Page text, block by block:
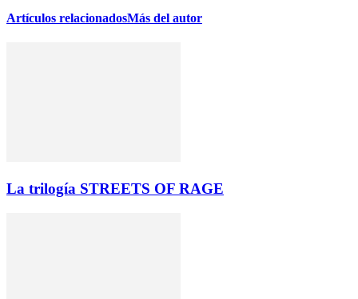
Artículos relacionadosMás del autor
La trilogía STREETS OF RAGE